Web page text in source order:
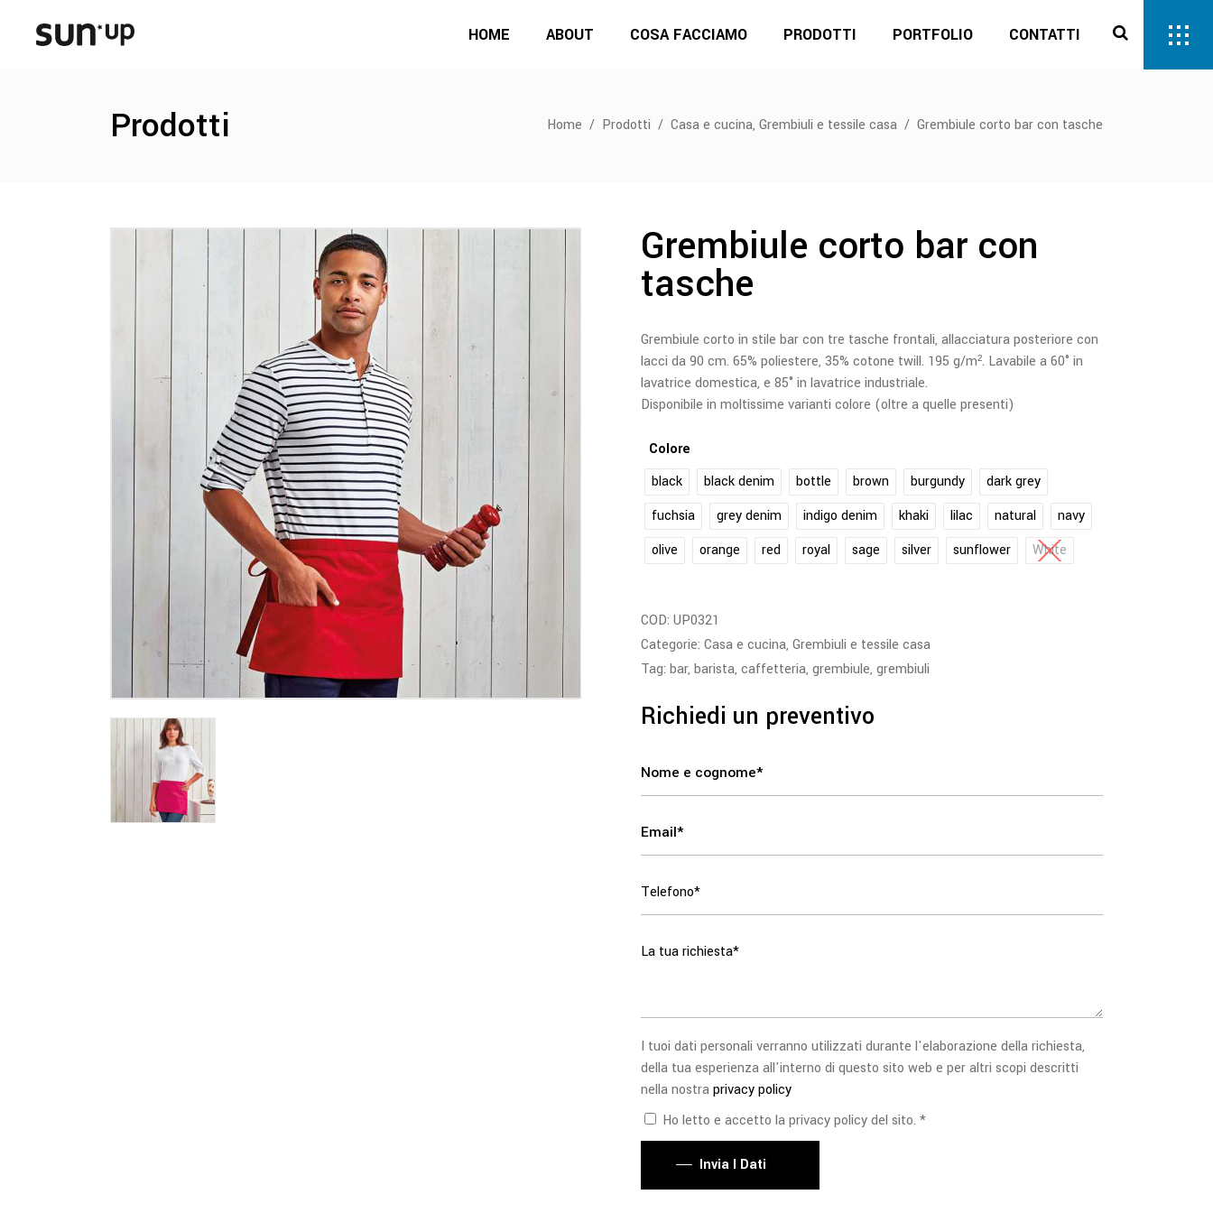
HOME ABOUT COSA FACCIAMO PRODOTTI PORTFOLIO CONTATTI
Prodotti Home / Prodotti / Casa e cucina, Grembiuli e tessile casa / Grembiule corto bar con tasche
Grembiule corto bar con
tasche
Grembiule corto in stile bar con tre tasche frontali, allacciatura posteriore con
lacci da 90 cm. 65% poliestere, 35% cotone twill. 195 g/m². Lavabile a 60° in
lavatrice domestica, e 85° in lavatrice industriale.
Disponibile in moltissime varianti colore (oltre a quelle presenti)
Colore
black
black denim bottle brown burgundy
dark grey
fuchsia
grey denim indigo denim khaki lilac natural
navy
olive
orange red royal sage silver sunflower White
COD: UP0321
Categorie: Casa e cucina, Grembiuli e tessile casa
Tag: bar, barista, caffetteria, grembiule, grembiuli
Richiedi un preventivo
I tuoi dati personali verranno utilizzati durante l'elaborazione della richiesta,
della tua esperienza all'interno di questo sito web e per altri scopi descritti
nella nostraprivacy policy
Ho letto e accetto la privacy policy del sito. *
Invia I Dati